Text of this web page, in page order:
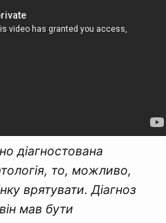
діагностована
то, можливо,
врятувати. Діагноз
мав бути